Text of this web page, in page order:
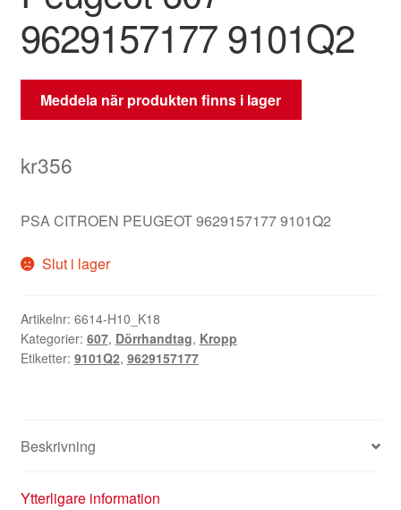
9629157177 9101Q2
Meddela när produkten finns i lager
kr356
PSA CITROEN PEUGEOT 9629157177 9101Q2
Slut i lager
Artikelnr: 6614-H10_K18
Kategorier: 607, Dörrhandtag, Kropp
Etiketter: 9101Q2, 9629157177
Beskrivning
Ytterligare information